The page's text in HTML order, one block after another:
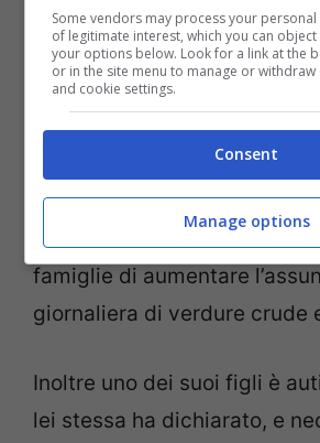
questa mamma questo
vita aiuta tutti i suoi figli a
sostiene che il loro sistema
rafforzato, che anche la
sia migliore e che i ragazzi
maggior energia, come si
York Times
. Lei quindi
famiglie di aumentare
giornaliera di verdure crude
Inoltre uno dei suoi figli è
lei stessa ha dichiarato, e
Some vendors may process your
of legitimate interest, which you can
your options below. Look for a link at the
or in the site menu to manage or
and cookie settings.
Consent
Manage options